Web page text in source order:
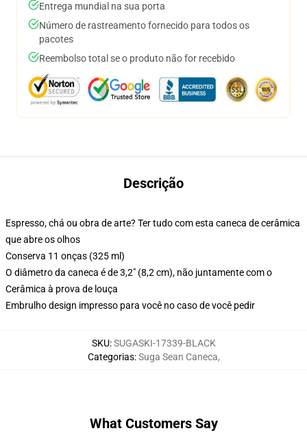
Entrega mundial na sua porta
Número de rastreamento fornecido para todos os
pacotes
Reembolso total se o produto não for recebido
Descrição
Espresso, chá ou obra de arte? Ter tudo com esta caneca de cerâmica
que abre os olhos
Conserva 11 onças (325 ml)
O diâmetro da caneca é de 3,2" (8,2 cm), não juntamente com o
Cerâmica à prova de louça
Embrulho design impresso para você no caso de você pedir
SKU:SUGASKI-17339-BLACK
Categorias:Suga Sean Caneca,
What Customers Say